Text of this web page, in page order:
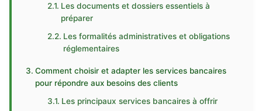
Les documents et dossiers essentiels à
préparer
Les formalités administratives et obligations
réglementaires
Comment choisir et adapter les services bancaires
pour répondre aux besoins des clients
Les principaux services bancaires à offrir